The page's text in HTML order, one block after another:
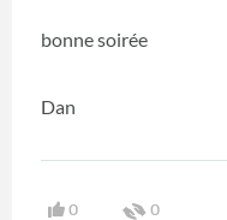
bonne soirée
Dan
0 0